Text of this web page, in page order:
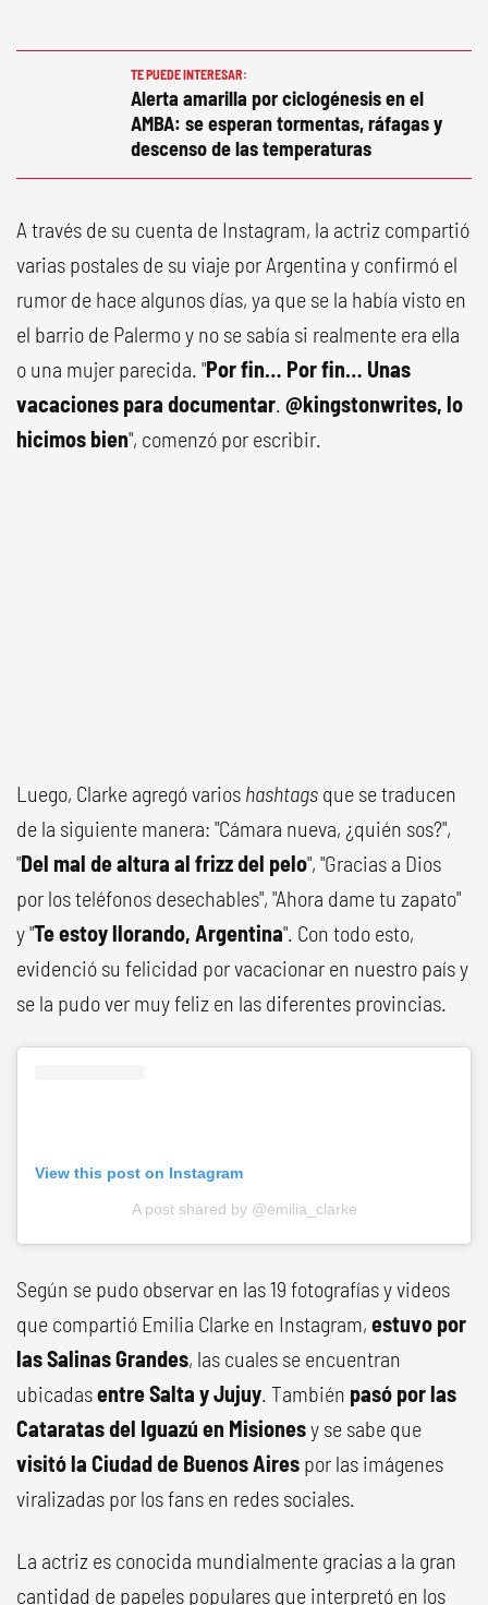
TE PUEDE INTERESAR:
Alerta amarilla por ciclogénesis en el
AMBA: se esperan tormentas, ráfagas y
descenso de las temperaturas
A través de su cuenta de Instagram, la actriz compartió
varias postales de su viaje por Argentina y confirmó el
rumor de hace algunos días, ya que se la había visto en
el barrio de Palermo y no se sabía si realmente era ella
o una mujer parecida. "Por fin… Por fin… Unas
vacaciones para documentar. @kingstonwrites, lo
hicimos bien", comenzó por escribir.
Luego, Clarke agregó varios hashtags que se traducen
de la siguiente manera: "Cámara nueva, ¿quién sos?",
"Del mal de altura al frizz del pelo", "Gracias a Dios
por los teléfonos desechables", "Ahora dame tu zapato"
y "Te estoy llorando, Argentina". Con todo esto,
evidenció su felicidad por vacacionar en nuestro país y
se la pudo ver muy feliz en las diferentes provincias.
View this post on Instagram
A post shared by @emilia_clarke
Según se pudo observar en las 19 fotografías y videos
que compartió Emilia Clarke en Instagram, estuvo por
las Salinas Grandes, las cuales se encuentran
ubicadasentre Salta y Jujuy. También pasó por las
Cataratas del Iguazú en Misionesy se sabe que
visitó la Ciudad de Buenos Aires por las imágenes
viralizadas por los fans en redes sociales.
La actriz es conocida mundialmente gracias a la gran
cantidad de papeles populares que interpretó en los